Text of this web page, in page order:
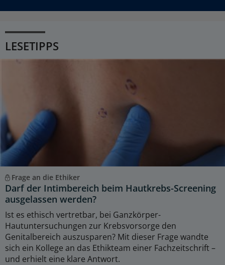
LESETIPPS
Frage an die Ethiker
Darf der Intimbereich beim Hautkrebs-Screening
ausgelassen werden?
Ist es ethisch vertretbar, bei Ganzkörper-
Hautuntersuchungen zur Krebsvorsorge den
Genitalbereich auszusparen? Mit dieser Frage wandte
sich ein Kollege an das Ethikteam einer Fachzeitschrift –
und erhielt eine klare Antwort.